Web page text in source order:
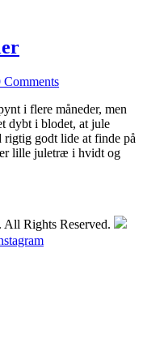
Comments
i flere måneder, men
dybt i blodet, at jule
godt lide at finde på
lille juletræ i hvidt og
. All Rights Reserved.